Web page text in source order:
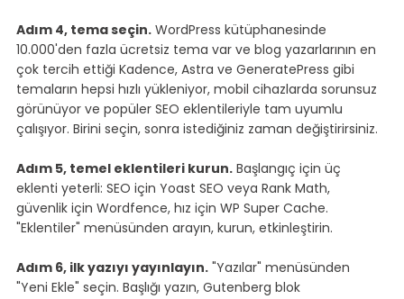
Adım 4, tema seçin. WordPress kütüphanesinde
10.000'den fazla ücretsiz tema var ve blog yazarlarının en
çok tercih ettiği Kadence, Astra ve GeneratePress gibi
temaların hepsi hızlı yükleniyor, mobil cihazlarda sorunsuz
görünüyor ve popüler SEO eklentileriyle tam uyumlu
çalışıyor. Birini seçin, sonra istediğiniz zaman değiştirirsiniz.
Adım 5, temel eklentileri kurun. Başlangıç için üç
eklenti yeterli: SEO için Yoast SEO veya Rank Math,
güvenlik için Wordfence, hız için WP Super Cache.
"Eklentiler" menüsünden arayın, kurun, etkinleştirin.
Adım 6, ilk yazıyı yayınlayın. "Yazılar" menüsünden
"Yeni Ekle" seçin. Başlığı yazın, Gutenberg blok